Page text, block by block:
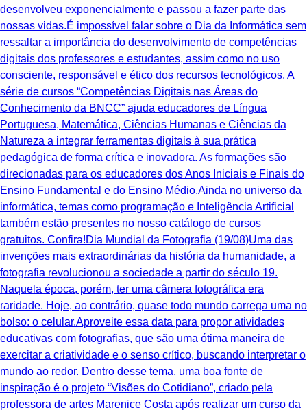
desenvolveu exponencialmente e passou a fazer parte das
nossas vidas.É impossível falar sobre o Dia da Informática sem
ressaltar a importância do desenvolvimento de competências
digitais dos professores e estudantes, assim como no uso
consciente, responsável e ético dos recursos tecnológicos. A
série de cursos “Competências Digitais nas Áreas do
Conhecimento da BNCC” ajuda educadores de Língua
Portuguesa, Matemática, Ciências Humanas e Ciências da
Natureza a integrar ferramentas digitais à sua prática
pedagógica de forma crítica e inovadora. As formações são
direcionadas para os educadores dos Anos Iniciais e Finais do
Ensino Fundamental e do Ensino Médio.Ainda no universo da
informática, temas como programação e Inteligência Artificial
também estão presentes no nosso catálogo de cursos
gratuitos. Confira!Dia Mundial da Fotografia (19/08)Uma das
invenções mais extraordinárias da história da humanidade, a
fotografia revolucionou a sociedade a partir do século 19.
Naquela época, porém, ter uma câmera fotográfica era
raridade. Hoje, ao contrário, quase todo mundo carrega uma no
bolso: o celular.Aproveite essa data para propor atividades
educativas com fotografias, que são uma ótima maneira de
exercitar a criatividade e o senso crítico, buscando interpretar o
mundo ao redor. Dentro desse tema, uma boa fonte de
inspiração é o projeto “Visões do Cotidiano”, criado pela
professora de artes Marenice Costa após realizar um curso da